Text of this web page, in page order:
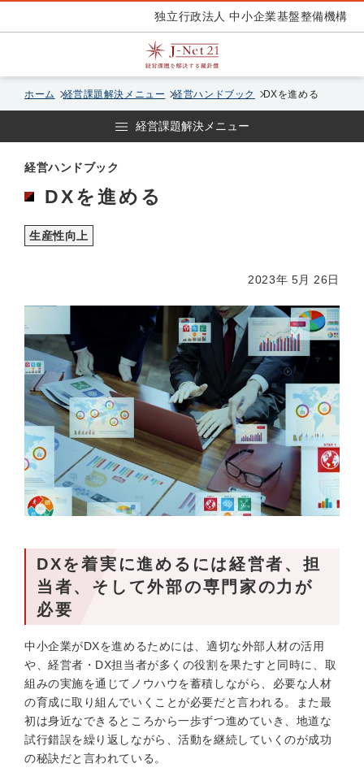
独立行政法人 中小企業基盤整備機構
ホーム 経営課題解決メニュー 経営ハンドブック DXを進める
経営課題解決メニュー
経営ハンドブック
DXを進める
生産性向上
2023年 5月 26日
DXを着実に進めるには経営者、担
当者、そして外部の専門家の力が
必要
中小企業がDXを進めるためには、適切な外部人材の活用
や、経営者・DX担当者が多くの役割を果たすと同時に、取
組みの実施を通じてノウハウを蓄積しながら、必要な人材
の育成に取り組んでいくことが必要だと言われる。また最
初は身近なできるところから一歩ずつ進めていき、地道な
試行錯誤を繰り返しながら、活動を継続していくのが成功
の秘訣だと言われている。